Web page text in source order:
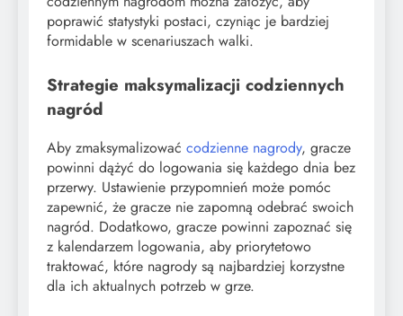
poprawić statystyki postaci, czyniąc je bardziej
formidable w scenariuszach walki.
Strategie maksymalizacji codziennych
nagród
Aby zmaksymalizować codzienne nagrody, gracze
powinni dążyć do logowania się każdego dnia bez
przerwy. Ustawienie przypomnień może pomóc
zapewnić, że gracze nie zapomną odebrać swoich
nagród. Dodatkowo, gracze powinni zapoznać się
z kalendarzem logowania, aby priorytetowo
traktować, które nagrody są najbardziej korzystne
dla ich aktualnych potrzeb w grze.